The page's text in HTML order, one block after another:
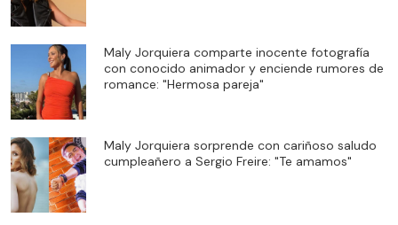
Maly Jorquiera comparte inocente fotografía
con conocido animador y enciende rumores de
romance: "Hermosa pareja"
Maly Jorquiera sorprende con cariñoso saludo
cumpleañero a Sergio Freire: "Te amamos"